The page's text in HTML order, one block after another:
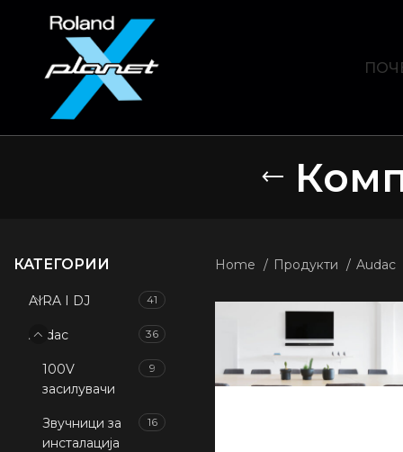
КАТЕГОРИИ
AIRA I DJ 41
Audac 36
100V
засилувачи
9
Звучници за
инсталација
16
Home Продукти Audac